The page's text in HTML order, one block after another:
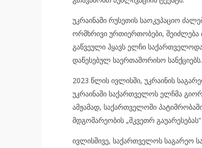
უკრაინაში რუსეთის საოკუპაციო
ორმხრივი ურთიერთობები, შეიძლება
გაწვეული ჰყავს ელჩი
დაწესებულ საერთაშორისო სანქციებს.
2023 წლის ივლისში, უკრაინის
უკრაინაში საქართველოს ელჩმა
ამჟამად, საქართველოში
მდგომარეობის „მკვეთრ გაუარესებას“
ივლისშივე, საქართველოს საგარეო